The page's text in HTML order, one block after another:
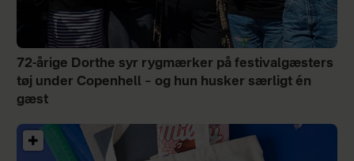
72-årige Dorthe syr rygmærker på festivalgæsters
tøj under Copenhell – og hun husker særligt én
gæst